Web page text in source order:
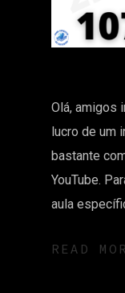
Olá, amigos
lucro de um
bastante
YouTube.
aula
READ